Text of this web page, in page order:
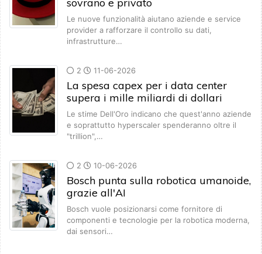
sovrano e privato
Le nuove funzionalità aiutano aziende e service
provider a rafforzare il controllo su dati,
infrastrutture…
2 11-06-2026
La spesa capex per i data center
supera i mille miliardi di dollari
Le stime Dell'Oro indicano che quest'anno aziende
e soprattutto hyperscaler spenderanno oltre il
"trillion",…
2 10-06-2026
Bosch punta sulla robotica umanoide,
grazie all'AI
Bosch vuole posizionarsi come fornitore di
componenti e tecnologie per la robotica moderna,
dai sensori…